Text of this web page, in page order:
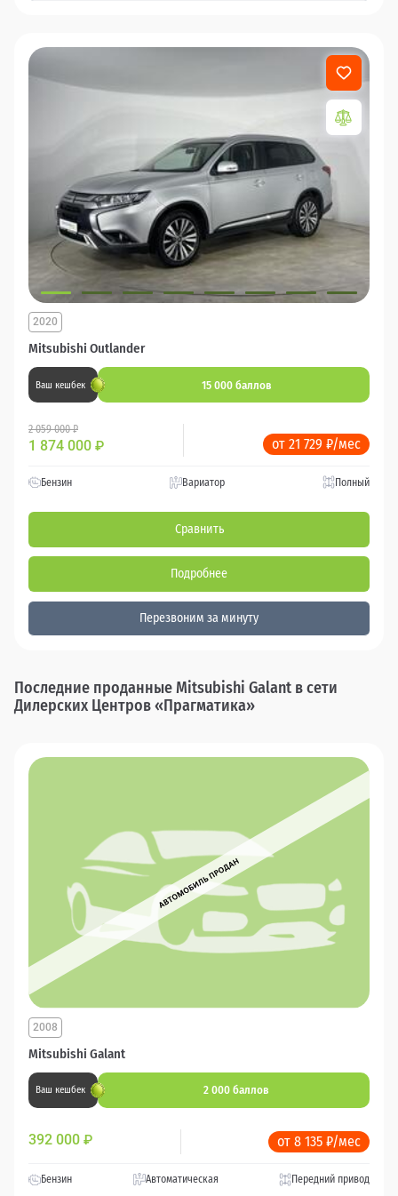
Mitsubishi Outlander
2020
Ваш кешбек 15 000 баллов
2 059 000 ₽
1 874 000 ₽ от 21 729 ₽/мес
Бензин Вариатор Полный
Сравнить
Подробнее
Перезвоним за минуту
Последние проданные Mitsubishi Galant в сети
Дилерских Центров «Прагматика»
Mitsubishi Galant
2008
Ваш кешбек 2 000 баллов
392 000 ₽ от 8 135 ₽/мес
Бензин Автоматическая Передний привод